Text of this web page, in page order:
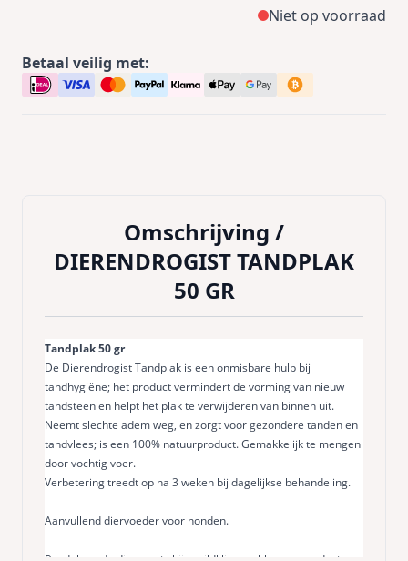
Niet op voorraad
Betaal veilig met:
Omschrijving /
DIERENDROGIST TANDPLAK
50 GR
Tandplak 50 gr
De Dierendrogist Tandplak is een onmisbare hulp bij
tandhygiëne; het product vermindert de vorming van nieuw
tandsteen en helpt het plak te verwijderen van binnen uit.
Neemt slechte adem weg, en zorgt voor gezondere tanden en
tandvlees; is een 100% natuurproduct. Gemakkelijk te mengen
door vochtig voer.
Verbetering treedt op na 3 weken bij dagelijkse behandeling.
Aanvullend diervoeder voor honden.